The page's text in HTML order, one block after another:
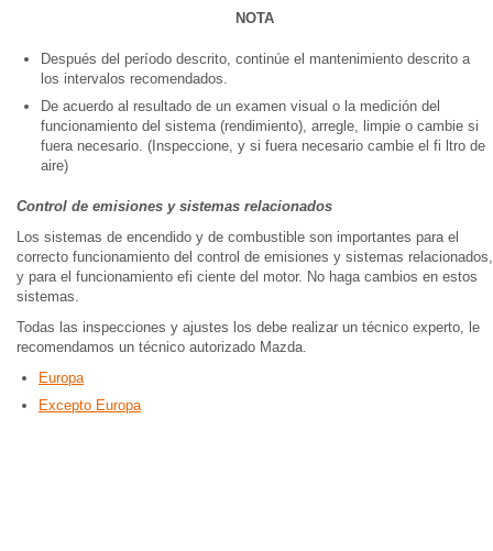
NOTA
Después del período descrito, continúe el mantenimiento descrito a
los intervalos recomendados.
De acuerdo al resultado de un examen visual o la medición del
funcionamiento del sistema (rendimiento), arregle, limpie o cambie si
fuera necesario. (Inspeccione, y si fuera necesario cambie el fi ltro de
aire)
Control de emisiones y sistemas relacionados
Los sistemas de encendido y de combustible son importantes para el
correcto funcionamiento del control de emisiones y sistemas relacionados,
y para el funcionamiento efi ciente del motor. No haga cambios en estos
sistemas.
Todas las inspecciones y ajustes los debe realizar un técnico experto, le
recomendamos un técnico autorizado Mazda.
Europa
Excepto Europa